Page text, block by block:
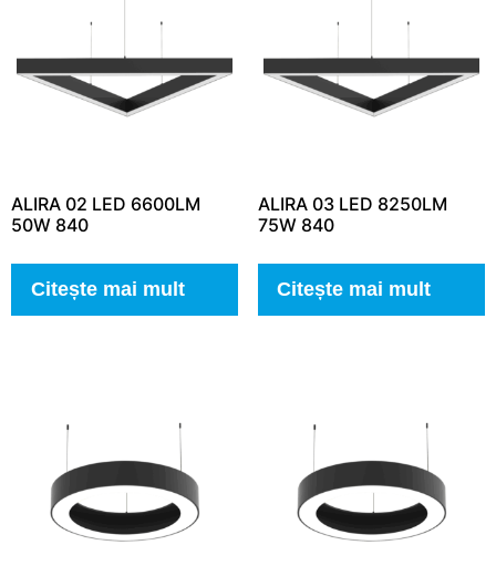
ALIRA 02 LED 6600LM
50W 840
Citește mai mult
ALIRA 03 LED 8250LM
75W 840
Citește mai mult